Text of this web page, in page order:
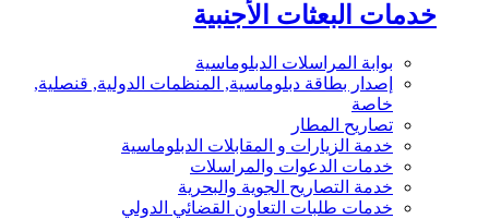
خدمات البعثات الأجنبية
بوابة المراسلات الدبلوماسية
إصدار بطاقة دبلوماسية, المنظمات الدولية, قنصلية,
خاصة
تصاريح المطار
خدمة الزيارات و المقابلات الدبلوماسية
خدمات الدعوات والمراسلات
خدمة التصاريح الجوية والبحرية
خدمات طلبات التعاون القضائي الدولي